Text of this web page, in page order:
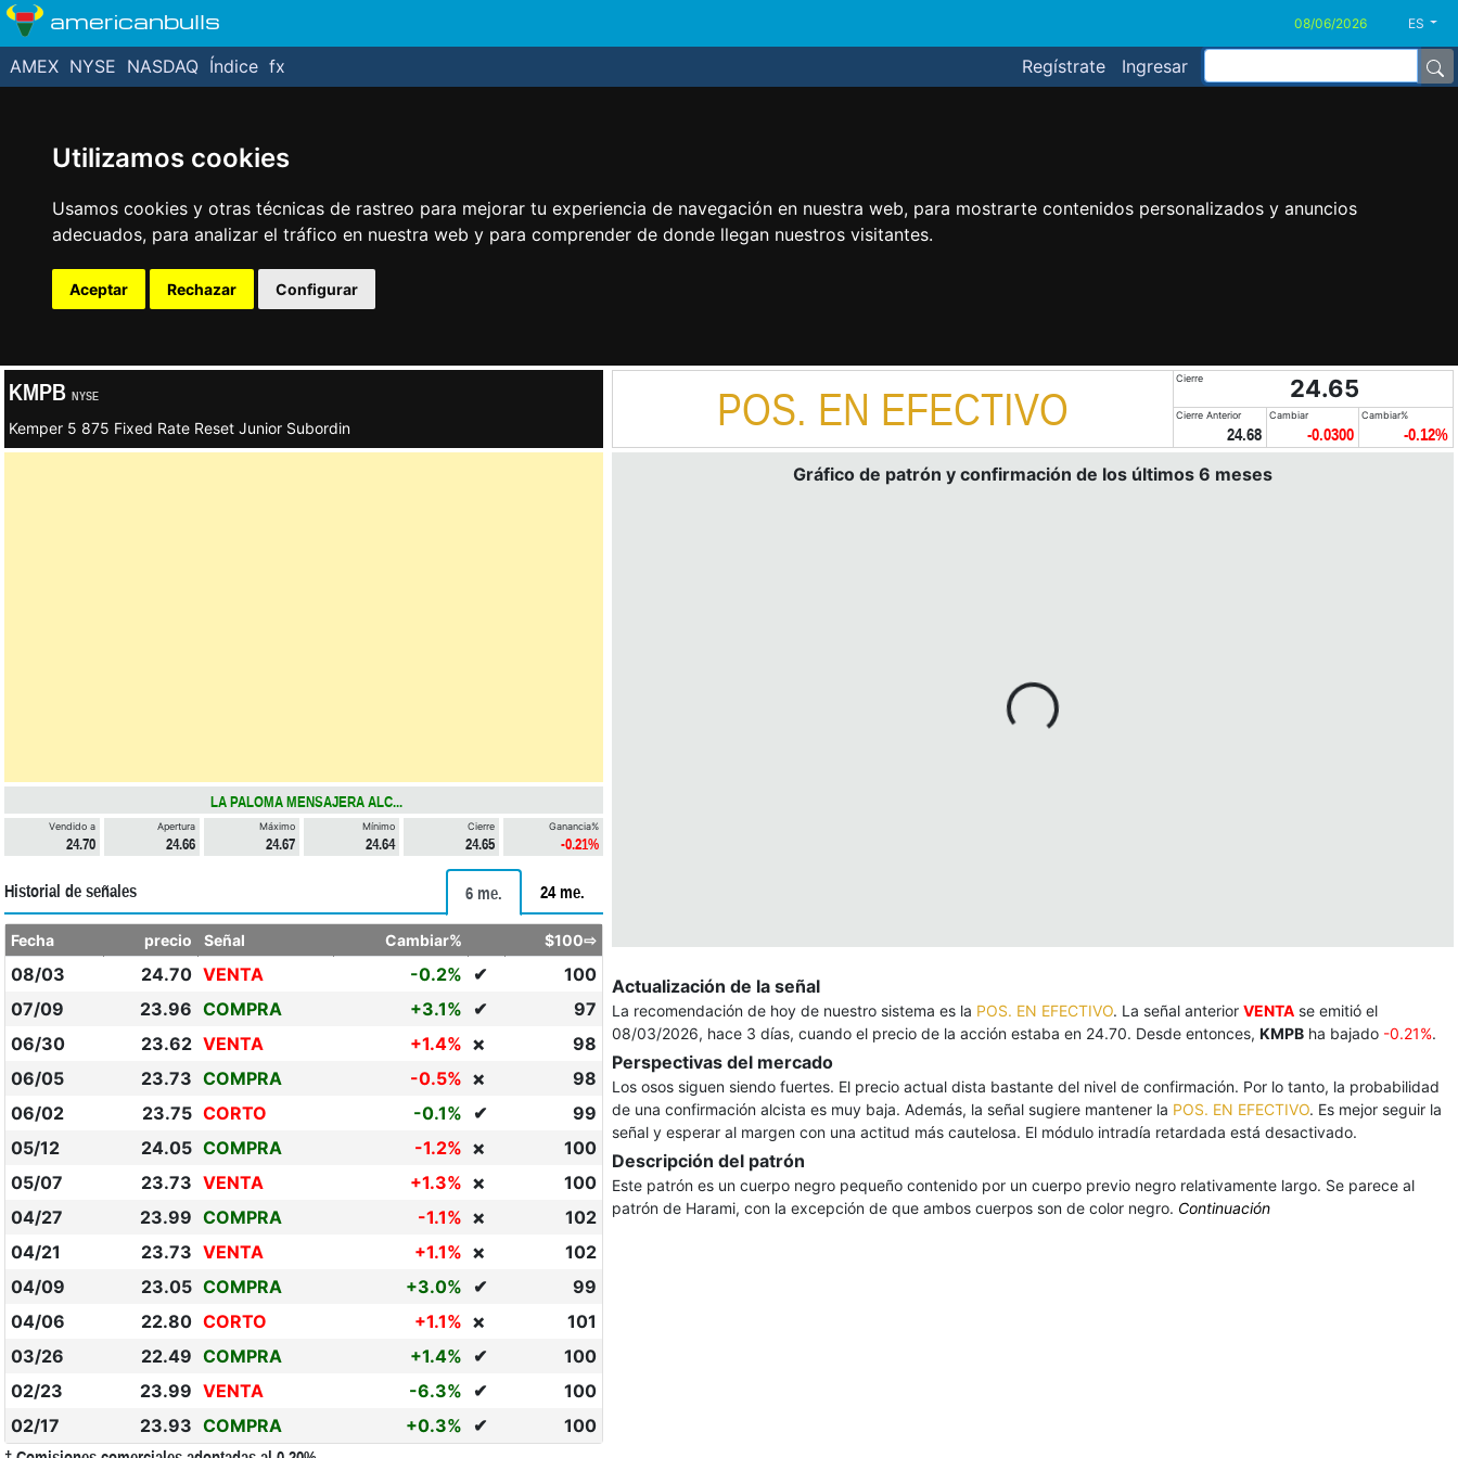
Utilizamos cookies
Usamos cookies y otras técnicas de rastreo para mejorar tu experiencia de navegación en nuestra web, para mostrarte contenidos personalizados y anuncios
adecuados, para analizar el tráfico en nuestra web y para comprender de donde llegan nuestros visitantes.
Aceptar Rechazar Configurar
americanbulls ES
Regístrate Ingresar
AMEX NYSE NASDAQ Índice fx
KMPB NYSE
Kemper 5 875 Fixed Rate Reset Junior Subordin POS. EN EFECTIVO
Cierre 24.65
Cierre Anterior
24.68
Cambiar
-0.0300
Cambiar%
-0.12%
LA PALOMA MENSAJERA ALC...
Vendido a
24.70
Apertura
24.66
Máximo
24.67
Mínimo
24.64
Cierre
24.65
Ganancia%
-0.21%
Historial de señales 6 me. 24 me.
Fecha precio Señal Cambiar% $100⇨
08/03 24.70 VENTA -0.2% ✔
100
07/09
23.96 COMPRA +3.1% ✔
97
06/30
23.62 VENTA +1.4% ❌
98
06/05
23.73 COMPRA -0.5% ❌
98
06/02
23.75 CORTO -0.1% ✔
99
05/12
24.05 COMPRA -1.2% ❌
100
05/07
23.73 VENTA +1.3% ❌
100
04/27
23.99 COMPRA -1.1% ❌
102
04/21
23.73 VENTA +1.1% ❌
102
04/09
23.05 COMPRA +3.0% ✔
99
04/06
22.80 CORTO +1.1% ❌
101
03/26
22.49 COMPRA +1.4% ✔
100
02/23
23.99 VENTA -6.3% ✔
100
02/17
23.93 COMPRA +0.3% ✔ 100
Gráfico de patrón y confirmación de los últimos 6 meses
Actualización de la señal
La recomendación de hoy de nuestro sistema es la POS. EN EFECTIVO. La señal anterior VENTA se emitió el
08/03/2026, hace 3 días, cuando el precio de la acción estaba en 24.70. Desde entonces, KMPB ha bajado -0.21%.
Perspectivas del mercado
Los osos siguen siendo fuertes. El precio actual dista bastante del nivel de confirmación. Por lo tanto, la probabilidad
de una confirmación alcista es muy baja. Además, la señal sugiere mantener la POS. EN EFECTIVO. Es mejor seguir la
señal y esperar al margen con una actitud más cautelosa. El módulo intradía retardada está desactivado.
Descripción del patrón
Este patrón es un cuerpo negro pequeño contenido por un cuerpo previo negro relativamente largo. Se parece al
patrón de Harami, con la excepción de que ambos cuerpos son de color negro. Continuación